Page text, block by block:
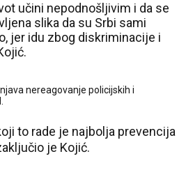
učini nepodnošljivim i da se
slika da su Srbi sami
jer idu zbog diskriminacije i
nereagovanje policijskih i
to rade je najbolja prevencija
je Kojić.